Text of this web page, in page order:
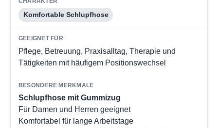
Komfortable Schlupfhose
Pflege, Betreuung, Praxisalltag, Therapie und
Tätigkeiten mit häufigem Positionswechsel
Schlupfhose mit Gummizug
Für Damen und Herren geeignet
Komfortabel für lange Arbeitstage